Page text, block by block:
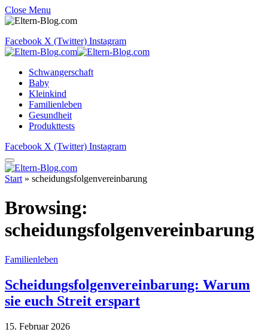
Close Menu
Facebook X (Twitter) Instagram
Schwangerschaft
Baby
Kleinkind
Familienleben
Gesundheit
Produkttests
Facebook X (Twitter) Instagram
Start » scheidungsfolgenvereinbarung
Browsing:
scheidungsfolgenvereinbarung
Familienleben
Scheidungsfolgenvereinbarung: Warum
sie euch Streit erspart
15. Februar 2026